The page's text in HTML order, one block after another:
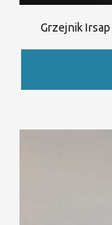
Grzejnik